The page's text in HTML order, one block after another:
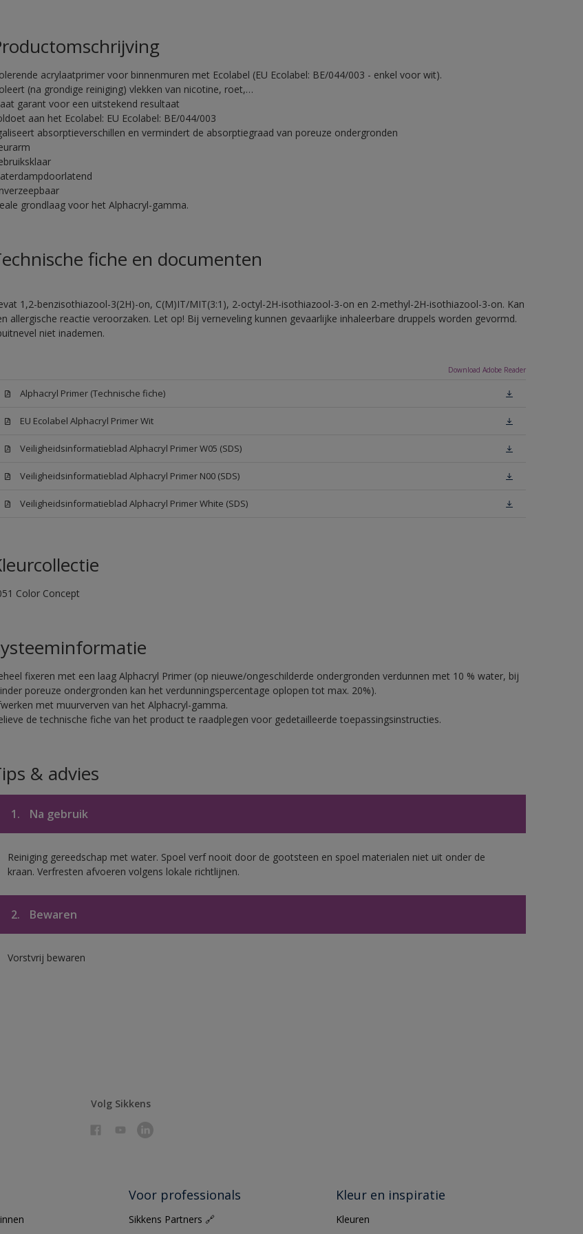
acrylaatprimer voor binnenmuren met Ecolabel (EU Ecolabel: BE/044/003 - enkel voor wit).
(na grondige reiniging) vlekken van nicotine, roet,…
garant voor een uitstekend resultaat
aan het Ecolabel: EU Ecolabel: BE/044/003
absorptieverschillen en vermindert de absorptiegraad van poreuze ondergronden
grondlaag voor het Alphacryl-gamma.
fiche en documenten
1,2-benzisothiazool-3(2H)-on, C(M)IT/MIT(3:1), 2-octyl-2H-isothiazool-3-on en 2-methyl-2H-isothiazool-3-on. Kan
allergische reactie veroorzaken. Let op! Bij verneveling kunnen gevaarlijke inhaleerbare druppels worden gevormd.
niet inademen.
Download Adobe Reader
Alphacryl Primer (Technische fiche)
EU Ecolabel Alphacryl Primer Wit
Veiligheidsinformatieblad Alphacryl Primer W05 (SDS)
Veiligheidsinformatieblad Alphacryl Primer N00 (SDS)
Veiligheidsinformatieblad Alphacryl Primer White (SDS)
Color Concept
fixeren met een laag Alphacryl Primer (op nieuwe/ongeschilderde ondergronden verdunnen met 10 % water, bij
poreuze ondergronden kan het verdunningspercentage oplopen tot max. 20%).
met muurverven van het Alphacryl-gamma.
de technische fiche van het product te raadplegen voor gedetailleerde toepassingsinstructies.
& advies
1. Na gebruik
Reiniging gereedschap met water. Spoel verf nooit door de gootsteen en spoel materialen niet uit onder de
kraan. Verfresten afvoeren volgens lokale richtlijnen.
2. Bewaren
Vorstvrij bewaren
Volg Sikkens
Voor professionals
Sikkens Partners 🔗
Kleur en inspiratie
Kleuren